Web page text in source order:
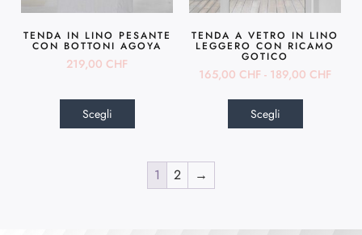
TENDA IN LINO PESANTE
CON BOTTONI AGOYA
219,00 CHF
Scegli
TENDA A VETRO IN LINO
LEGGERO CON RICAMO
GOTICO
165,00 CHF - 189,00 CHF
Scegli
1 2 →